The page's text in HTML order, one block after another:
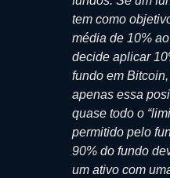
tem como
média de 10%
decide aplicar
fundo em
apenas essa
quase todo o
permitido pelo
90% do fundo
um ativo com